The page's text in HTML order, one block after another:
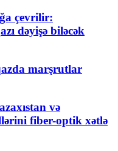
çevrilir:
dəyişə biləcək
marşrutlar
və
fiber-optik xətlə